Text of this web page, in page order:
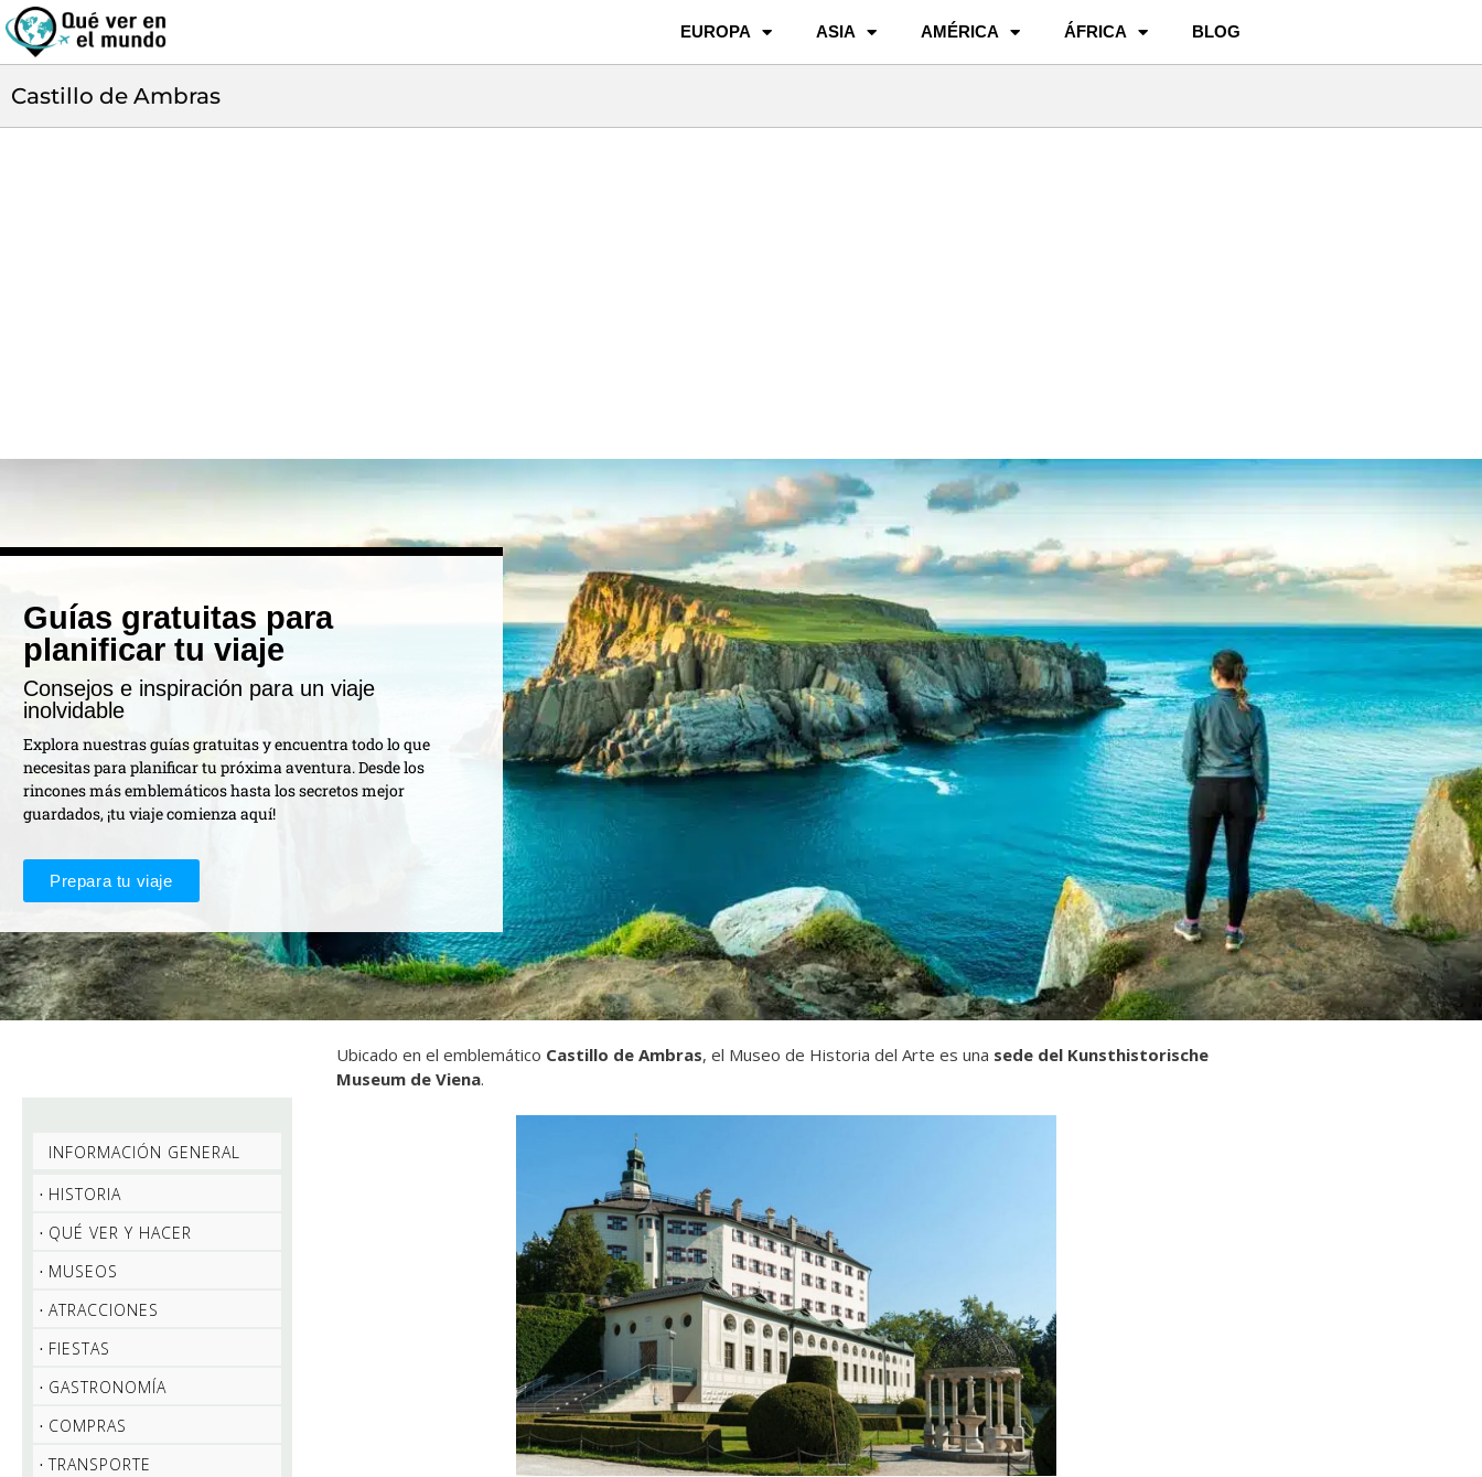
EUROPA ASIA AMÉRICA ÁFRICA BLOG
Castillo de Ambras
Guías gratuitas para
planificar tu viaje
Consejos e inspiración para un viaje
inolvidable
Explora nuestras guías gratuitas y encuentra todo lo que
necesitas para planificar tu próxima aventura. Desde los
rincones más emblemáticos hasta los secretos mejor
guardados, ¡tu viaje comienza aquí!
Prepara tu viaje
INFORMACIÓN GENERAL
HISTORIA
QUÉ VER Y HACER
MUSEOS
ATRACCIONES
FIESTAS
GASTRONOMÍA
COMPRAS
TRANSPORTE
Ubicado en el emblemático Castillo de Ambras, el Museo de Historia del Arte es una sede del Kunsthistorische
Museum de Viena.